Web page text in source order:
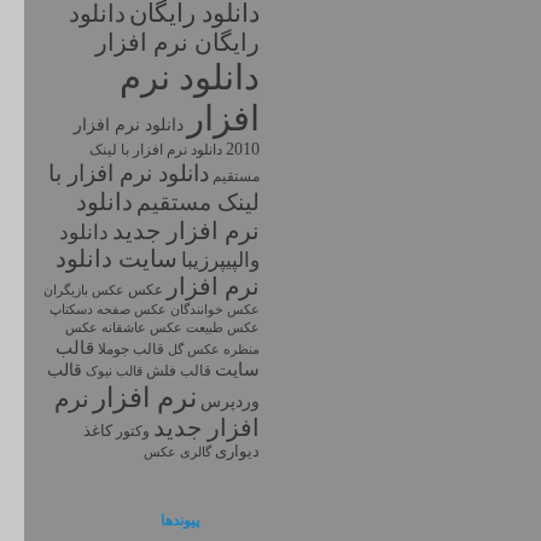
دانلود رايگان دانلود
رايگان نرم افزار
دانلود نرم
افزار
دانلود نرم افزار
2010 دانلود نرم افزار با لينک
مستقيم دانلود نرم افزار با
لینک مستقیم دانلود
نرم افزار جديد دانلود
والپیپرزیبا سايت دانلود
نرم افزار
عکس عکس بازیگران
عکس خوانندگان عکس صفحه دسکتاپ
عکس طبیعت عکس عاشقانه عکس
منظره عکس گل قالب جوملا قالب
سایت قالب فلش قالب نیوک قالب
وردپرس نرم افزار نرم
افزار جديد وکتور کاغذ
دیواری گالری عکس
پیوندها